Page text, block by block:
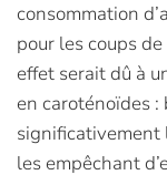
consommation
pour les coups
effet serait dû à
en caroténoïdes :
significativement
les empêchant